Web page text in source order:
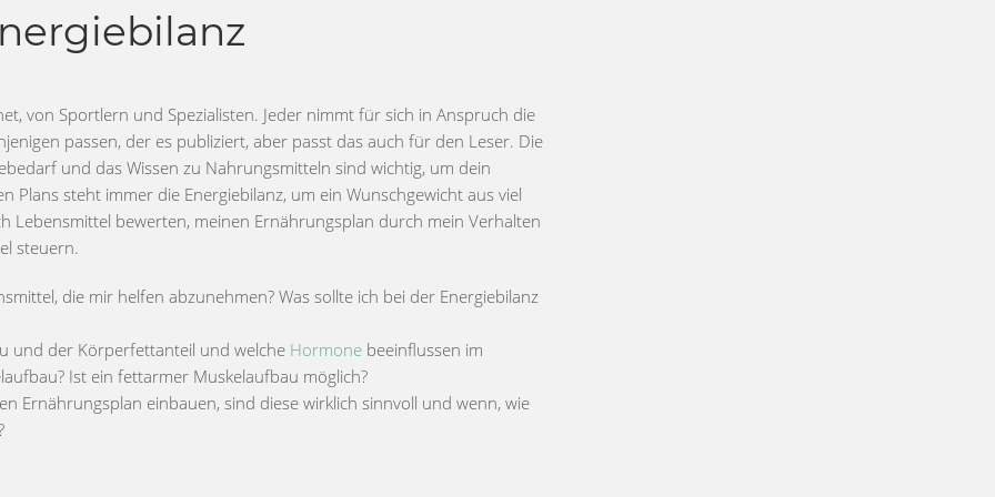
von Sportlern und Spezialisten. Jeder nimmt für sich in Anspruch die
passen, der es publiziert, aber passt das auch für den Leser. Die
und das Wissen zu Nahrungsmitteln sind wichtig, um dein
Plans steht immer die Energiebilanz, um ein Wunschgewicht aus viel
Lebensmittel bewerten, meinen Ernährungsplan durch mein Verhalten
steuern.
die mir helfen abzunehmen? Was sollte ich bei der Energiebilanz
und der Körperfettanteil und welche Hormone beeinflussen im
Ist ein fettarmer Muskelaufbau möglich?
Ernährungsplan einbauen, sind diese wirklich sinnvoll und wenn, wie